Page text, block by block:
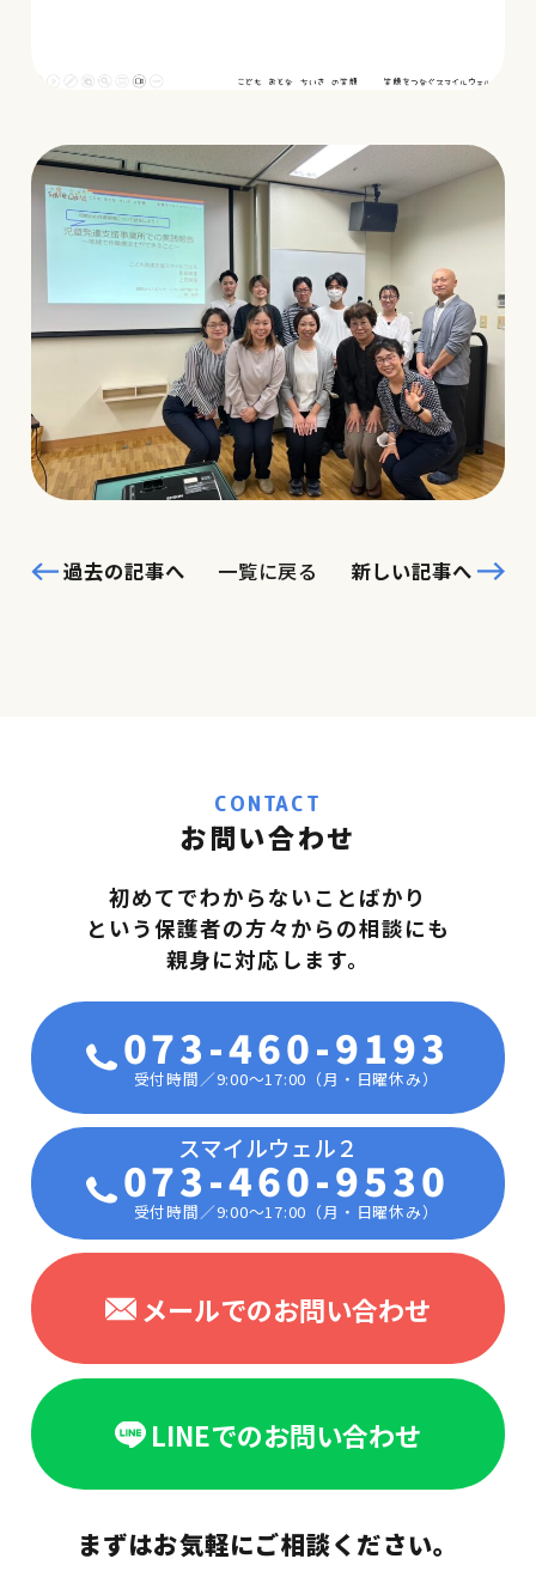
新しい記事へ
一覧に戻る
過去の記事へ
CONTACT
お問い合わせ
初めてでわからないことばかり
という保護者の方々からの相談にも
親身に対応します。
073-460-9193
受付時間／9:00〜17:00（月・日曜休み）
073-460-9530
受付時間／9:00〜17:00（月・日曜休み）
メールでのお問い合わせ
LINEでのお問い合わせ
まずはお気軽にご相談ください。